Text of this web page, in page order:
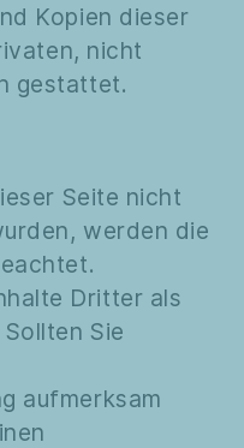
Kopien dieser
nicht
gestattet.
Seite nicht
werden die
Dritter als
Sie
aufmerksam